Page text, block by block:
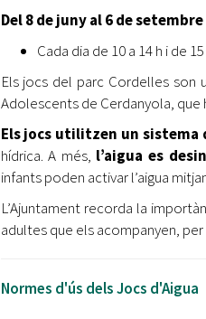
Del 8 de juny al 6 de setembre
Cada dia de 10 a 14 h i de
Els jocs del parc Cordelles son
Adolescents de Cerdanyola,
Els jocs utilitzen un sistema
hídrica. A més, l’aigua es
infants poden activar l’aigua
L’Ajuntament recorda la
adultes que els acompanyen,
Normes d'ús dels Jocs d'Aigua